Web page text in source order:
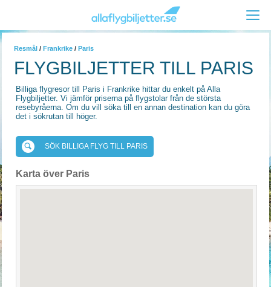
Resmål / Frankrike / Paris
FLYGBILJETTER TILL PARIS
Billiga flygresor till Paris i Frankrike hittar du enkelt på Alla
Flygbiljetter. Vi jämför priserna på flygstolar från de största
resebyråerna. Om du vill söka till en annan destination kan du göra
det i sökrutan till höger.
SÖK BILLIGA FLYG TILL PARIS
Karta över Paris